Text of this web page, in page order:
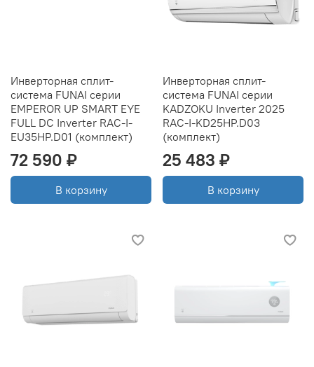
Инверторная сплит-
система FUNAI серии
EMPEROR UP SMART EYE
FULL DC Inverter RAC-I-
EU35HP.D01 (комплект)
72 590 ₽
В корзину
Инверторная сплит-
система FUNAI серии
KADZOKU Inverter 2025
RAC-I-KD25HP.D03
(комплект)
25 483 ₽
В корзину